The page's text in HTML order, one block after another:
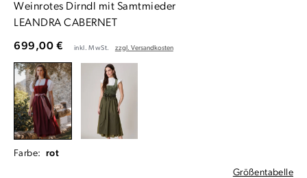
Weinrotes Dirndl mit Samtmieder
LEANDRA CABERNET
699,00 € inkl. MwSt. zzgl. Versandkosten
Farbe: rot
Größentabelle